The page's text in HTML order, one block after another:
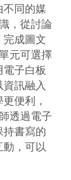
同的媒
，從討論
成圖文
元可選擇
子白板
訊融入
便利，
透過電子
書寫的
，可以